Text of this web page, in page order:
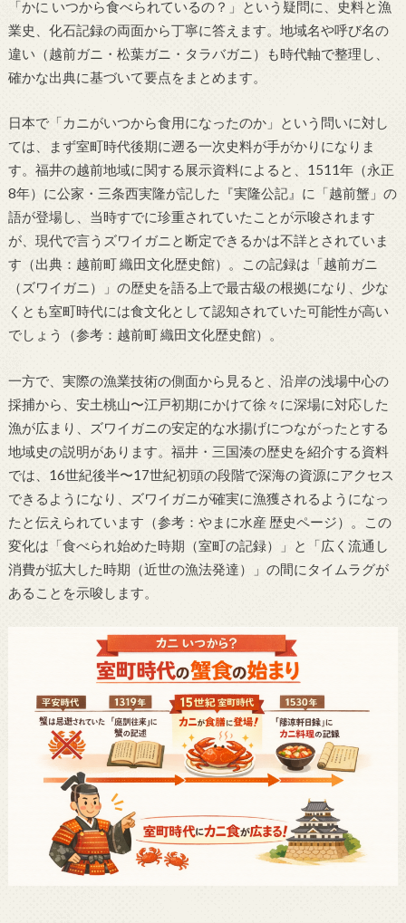
「かに いつから食べられているの？」という疑問に、史料と漁
業史、化石記録の両面から丁寧に答えます。地域名や呼び名の
違い（越前ガニ・松葉ガニ・タラバガニ）も時代軸で整理し、
確かな出典に基づいて要点をまとめます。
日本で「カニがいつから食用になったのか」という問いに対し
ては、まず室町時代後期に遡る一次史料が手がかりになりま
す。福井の越前地域に関する展示資料によると、1511年（永正
8年）に公家・三条西実隆が記した『実隆公記』に「越前蟹」の
語が登場し、当時すでに珍重されていたことが示唆されます
が、現代で言うズワイガニと断定できるかは不詳とされていま
す（出典：越前町 織田文化歴史館）。この記録は「越前ガニ
（ズワイガニ）」の歴史を語る上で最古級の根拠になり、少な
くとも室町時代には食文化として認知されていた可能性が高い
でしょう（参考：越前町 織田文化歴史館）。
一方で、実際の漁業技術の側面から見ると、沿岸の浅場中心の
採捕から、安土桃山〜江戸初期にかけて徐々に深場に対応した
漁が広まり、ズワイガニの安定的な水揚げにつながったとする
地域史の説明があります。福井・三国湊の歴史を紹介する資料
では、16世紀後半〜17世紀初頭の段階で深海の資源にアクセス
できるようになり、ズワイガニが確実に漁獲されるようになっ
たと伝えられています（参考：やまに水産 歴史ページ）。この
変化は「食べられ始めた時期（室町の記録）」と「広く流通し
消費が拡大した時期（近世の漁法発達）」の間にタイムラグが
あることを示唆します。